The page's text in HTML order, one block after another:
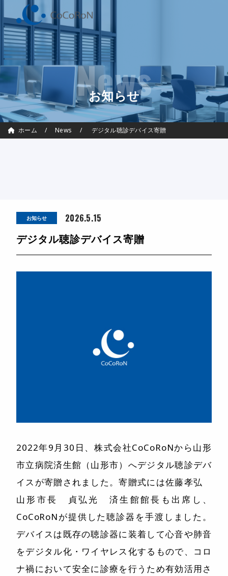
News
お知らせ
ホーム / News / デジタル聴診デバイス寄贈
お知らせ 2026.5.15
デジタル聴診デバイス寄贈
2022年9月30日、株式会社CoCoRoNから山形
市立病院済生館（山形市）へデジタル聴診デバ
イスが寄贈されました。寄贈式には佐藤孝弘
山形市長 貞弘光 済生館館長も出席し、
CoCoRoNが提供した聴診器を手渡しました。
デバイスは既存の聴診器に装着して心音や肺音
をデジタル化・ワイヤレス化するもので、コロ
ナ禍において安全に診療を行うため有効活用さ